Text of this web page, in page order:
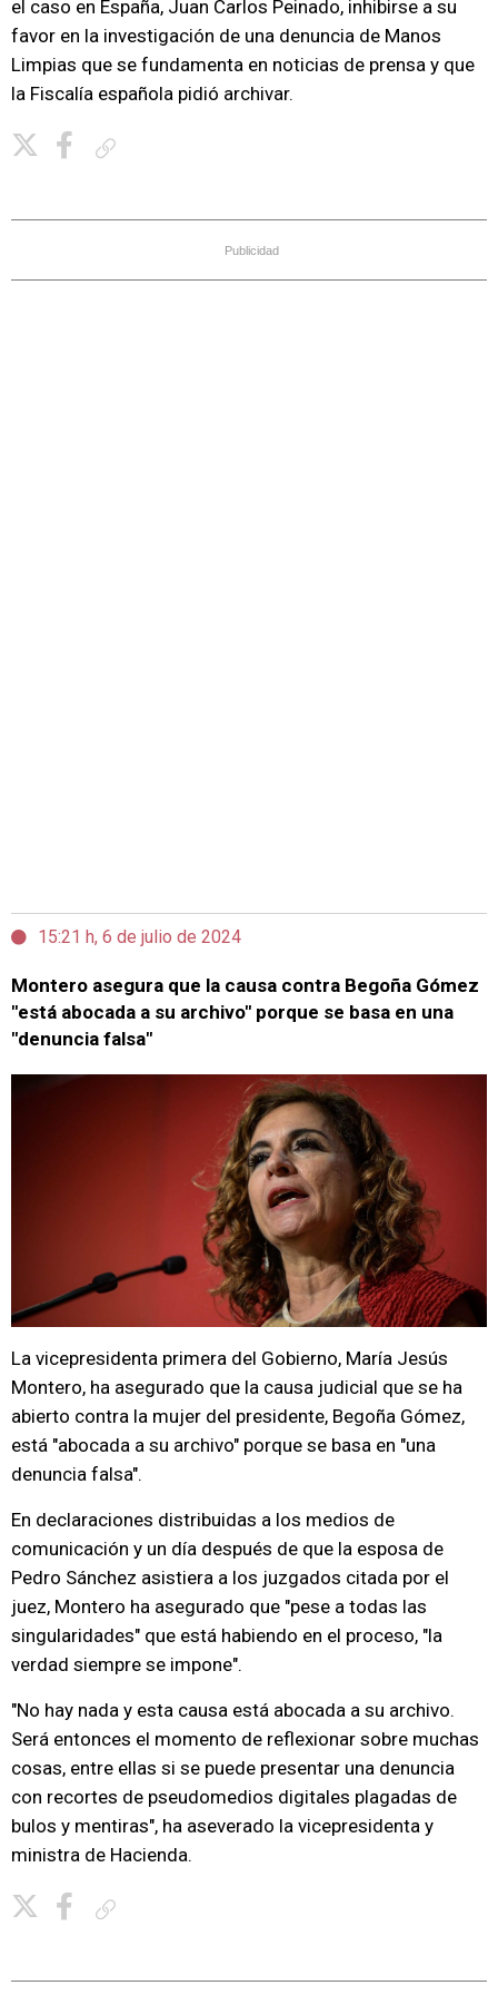
el caso en España, Juan Carlos Peinado, inhibirse a su
favor en la investigación de una denuncia de Manos
Limpias que se fundamenta en noticias de prensa y que
la Fiscalía española pidió archivar.
Publicidad
15:21 h, 6 de julio de 2024
Montero asegura que la causa contra Begoña Gómez
"está abocada a su archivo" porque se basa en una
"denuncia falsa"
La vicepresidenta primera del Gobierno, María Jesús
Montero, ha asegurado que la causa judicial que se ha
abierto contra la mujer del presidente, Begoña Gómez,
está "abocada a su archivo" porque se basa en "una
denuncia falsa".
En declaraciones distribuidas a los medios de
comunicación y un día después de que la esposa de
Pedro Sánchez asistiera a los juzgados citada por el
juez, Montero ha asegurado que "pese a todas las
singularidades" que está habiendo en el proceso, "la
verdad siempre se impone".
"No hay nada y esta causa está abocada a su archivo.
Será entonces el momento de reflexionar sobre muchas
cosas, entre ellas si se puede presentar una denuncia
con recortes de pseudomedios digitales plagadas de
bulos y mentiras", ha aseverado la vicepresidenta y
ministra de Hacienda.